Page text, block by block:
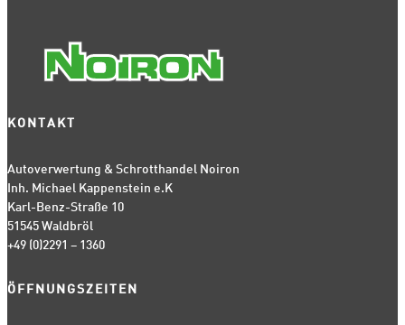
KONTAKT
Autoverwertung & Schrotthandel Noiron
Inh. Michael Kappenstein e.K
Karl-Benz-Straße 10
51545 Waldbröl
+49 (0)2291 – 1360
ÖFFNUNGSZEITEN